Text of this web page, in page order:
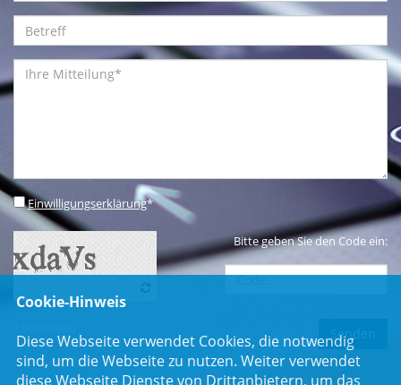
Einwilligungserklärung*
Bitte geben Sie den Code ein:
Cookie-Hinweis
Diese Webseite verwendet Cookies, die notwendig
sind, um die Webseite zu nutzen. Weiter verwendet
diese Webseite Dienste von Drittanbietern, um das